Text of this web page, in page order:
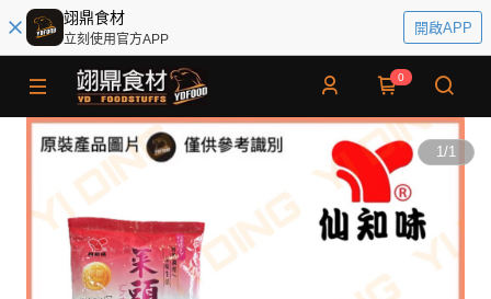
翊鼎食材
立刻使用官方APP
開啟APP
0
1/1